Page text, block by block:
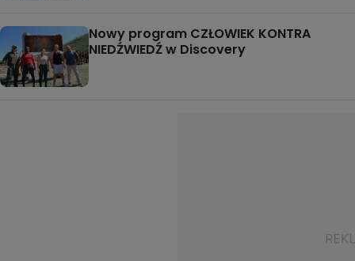
Nowy program CZŁOWIEK KONTRA
NIEDŹWIEDŹ w Discovery